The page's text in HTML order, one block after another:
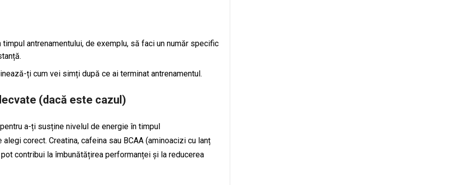
antrenamentului, de exemplu, să faci un număr specific
ți cum vei simți după ce ai terminat antrenamentul.
(dacă este cazul)
a-ți susține nivelul de energie în timpul
corect. Creatina, cafeina sau BCAA (aminoacizi cu lanț
contribui la îmbunătățirea performanței și la reducerea